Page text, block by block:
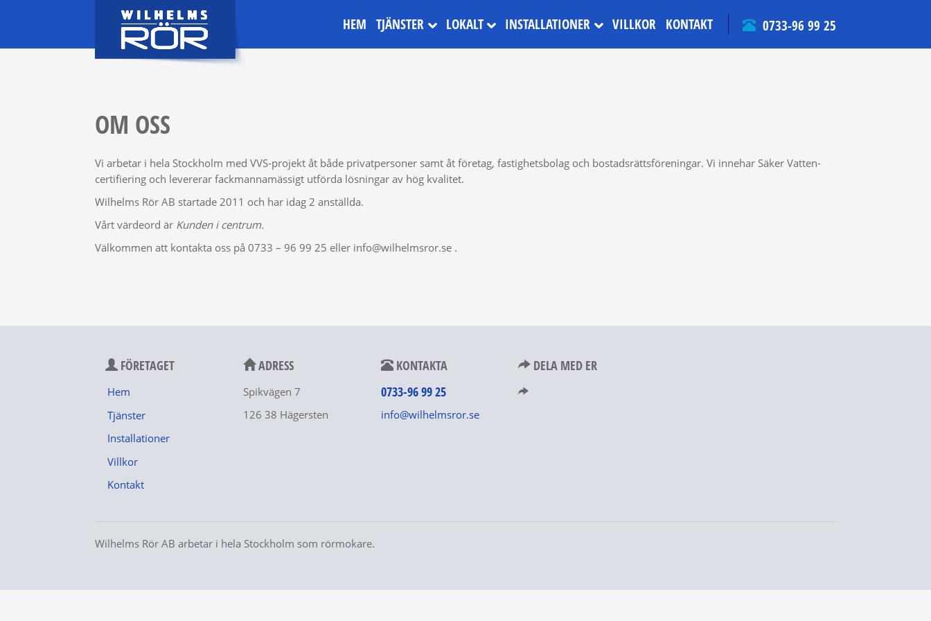
0733-96 99 25
HEM TJÄNSTER LOKALT INSTALLATIONER VILLKOR KONTAKT
OM OSS
Vi arbetar i hela Stockholm med VVS-projekt åt både privatpersoner samt åt företag, fastighetsbolag och bostadsrättsföreningar. Vi innehar Säker Vatten-
certifiering och levererar fackmannamässigt utförda lösningar av hög kvalitet.
Wilhelms Rör AB startade 2011 och har idag 2 anställda.
Vårt värdeord är Kunden i centrum.
Välkommen att kontakta oss på 0733 – 96 99 25 eller info@wilhelmsror.se .
FÖRETAGET
Hem
Tjänster
Installationer
Villkor
Kontakt
ADRESS
Spikvägen 7
126 38 Hägersten
KONTAKTA
0733-96 99 25
info@wilhelmsror.se
DELA MED ER
Wilhelms Rör AB arbetar i hela Stockholm som rörmokare.